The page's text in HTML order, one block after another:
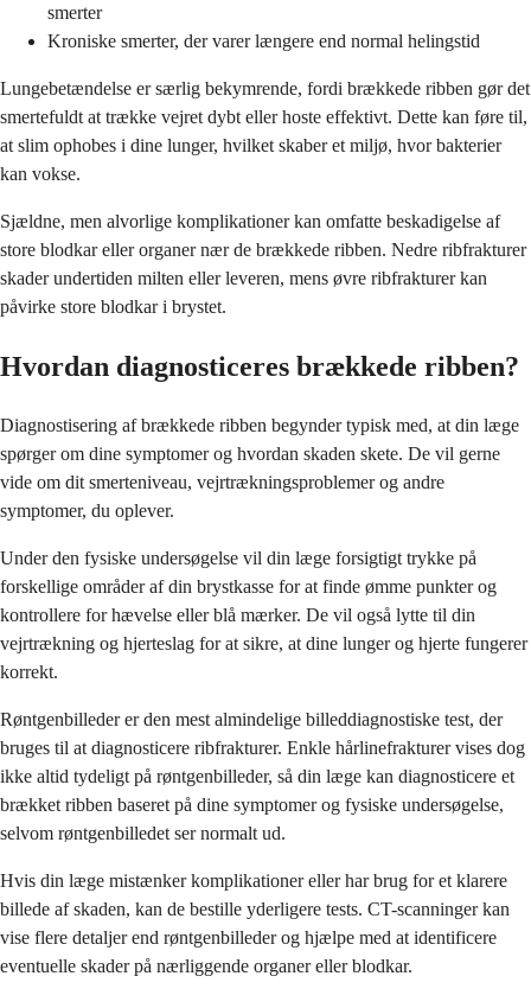
smerter
Kroniske smerter, der varer længere end normal helingstid
Lungebetændelse er særlig bekymrende, fordi brækkede ribben gør det
smertefuldt at trække vejret dybt eller hoste effektivt. Dette kan føre til,
at slim ophobes i dine lunger, hvilket skaber et miljø, hvor bakterier
kan vokse.
Sjældne, men alvorlige komplikationer kan omfatte beskadigelse af
store blodkar eller organer nær de brækkede ribben. Nedre ribfrakturer
skader undertiden milten eller leveren, mens øvre ribfrakturer kan
påvirke store blodkar i brystet.
Hvordan diagnosticeres brækkede ribben?
Diagnostisering af brækkede ribben begynder typisk med, at din læge
spørger om dine symptomer og hvordan skaden skete. De vil gerne
vide om dit smerteniveau, vejrtrækningsproblemer og andre
symptomer, du oplever.
Under den fysiske undersøgelse vil din læge forsigtigt trykke på
forskellige områder af din brystkasse for at finde ømme punkter og
kontrollere for hævelse eller blå mærker. De vil også lytte til din
vejrtrækning og hjerteslag for at sikre, at dine lunger og hjerte fungerer
korrekt.
Røntgenbilleder er den mest almindelige billeddiagnostiske test, der
bruges til at diagnosticere ribfrakturer. Enkle hårlinefrakturer vises dog
ikke altid tydeligt på røntgenbilleder, så din læge kan diagnosticere et
brækket ribben baseret på dine symptomer og fysiske undersøgelse,
selvom røntgenbilledet ser normalt ud.
Hvis din læge mistænker komplikationer eller har brug for et klarere
billede af skaden, kan de bestille yderligere tests. CT-scanninger kan
vise flere detaljer end røntgenbilleder og hjælpe med at identificere
eventuelle skader på nærliggende organer eller blodkar.